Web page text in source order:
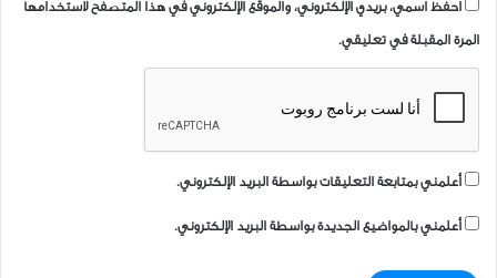
احفظ اسمي، بريدي الإلكتروني، والموقع الإلكتروني في هذا المتصفح لاستخدامها
المرة المقبلة في تعليقي.
أعلمني بمتابعة التعليقات بواسطة البريد الإلكتروني.
أعلمني بالمواضيع الجديدة بواسطة البريد الإلكتروني.